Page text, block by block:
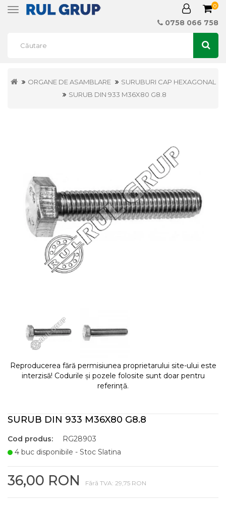
Toggle
0
0758 066 758
ORGANE DE ASAMBLARE
SURUBURI CAP HEXAGONAL
SURUB DIN 933 M36X80 G8.8
Reproducerea fără permisiunea proprietarului site-ului este
interzisă! Codurile și pozele folosite sunt doar pentru
referință.
SURUB DIN 933 M36X80 G8.8
Cod produs:
RG28903
4 buc disponibile - Stoc Slatina
36,00 RON Fără TVA: 29,75 RON